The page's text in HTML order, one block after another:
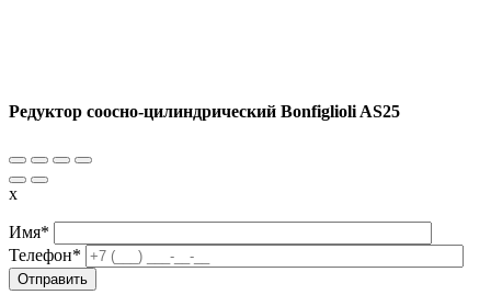
Редуктор соосно-цилиндрический Bonfiglioli AS25
x
Имя*
Телефон*